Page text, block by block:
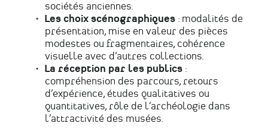
sociétés anciennes.
Les choix scénographiques : modalités de
présentation, mise en valeur des pièces
modestes ou fragmentaires, cohérence
visuelle avec d’autres collections.
La réception par les publics :
compréhension des parcours, retours
d’expérience, études qualitatives ou
quantitatives, rôle de l’archéologie dans
l’attractivité des musées.